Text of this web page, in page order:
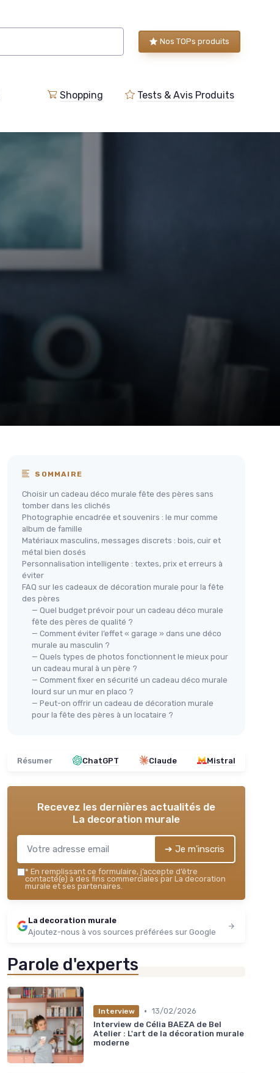
Nos TOPs produits
Shopping Tests & Avis Produits
SOMMAIRE
Choisir un cadeau déco murale fête des pères sans
tomber dans les clichés
Photographie encadrée et souvenirs : le mur comme
album de famille
Matériaux masculins, messages discrets : bois, cuir et
métal bien dosés
Personnalisation intelligente : textes, prix et erreurs à
éviter
FAQ sur les cadeaux de décoration murale pour la fête
des pères
— Quel budget prévoir pour un cadeau déco murale
fête des pères de qualité ?
— Comment éviter l’effet « garage » dans une déco
murale au masculin ?
— Quels types de photos fonctionnent le mieux pour
un cadeau mural à un père ?
— Comment fixer en sécurité un cadeau déco murale
lourd sur un mur en placo ?
— Peut-on offrir un cadeau de décoration murale
pour la fête des pères à un locataire ?
Résumer ChatGPT Claude Mistral
Recevez les dernières actualités de
La decoration murale
➔ Je m'inscris
* En remplissant ce formulaire, j’accepte d’être
contacté(e) à des fins commerciales par La decoration
murale et ses partenaires.
La decoration murale
Ajoutez-nous à vos sources préférées sur Google
Parole d'experts
Interview • 13/02/2026
Interview de Célia BAEZA de Bel
Atelier : L'art de la décoration murale
moderne